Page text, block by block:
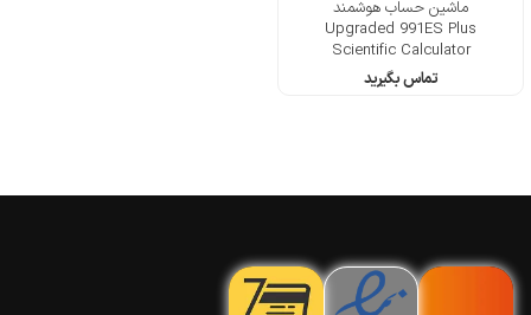
ماشین حساب هوشمند
Upgraded 991ES Plus
Scientific Calculator
تماس بگیرید